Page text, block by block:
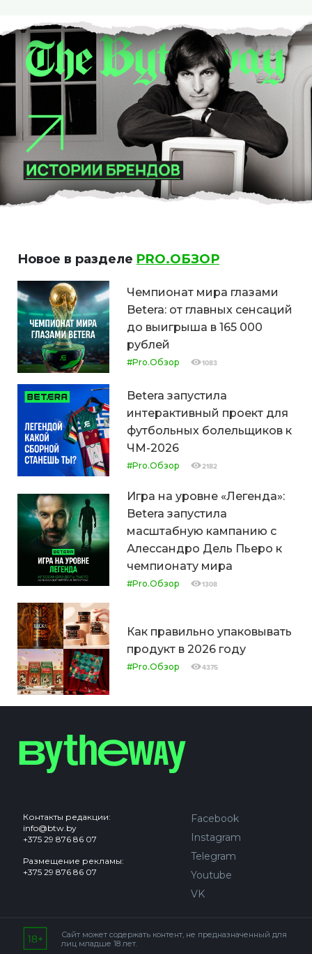
Новое в разделе PRO.ОБЗОР
Чемпионат мира глазами
Betera: от главных сенсаций
до выигрыша в 165 000
рублей
#Pro.Обзор 1083
Betera запустила
интерактивный проект для
футбольных болельщиков к
ЧМ-2026
#Pro.Обзор 2182
Игра на уровне «Легенда»:
Betera запустила
масштабную кампанию с
Алессандро Дель Пьеро к
чемпионату мира
#Pro.Обзор 1308
Как правильно упаковывать
продукт в 2026 году
#Pro.Обзор 4375
Контакты редакции:
info@btw.by
+375 29 876 86 07
Размещение рекламы:
+375 29 876 86 07
Facebook
Instagram
Telegram
Youtube
VK
Сайт может содержать контент, не предназначенный для
лиц младше 18 лет.